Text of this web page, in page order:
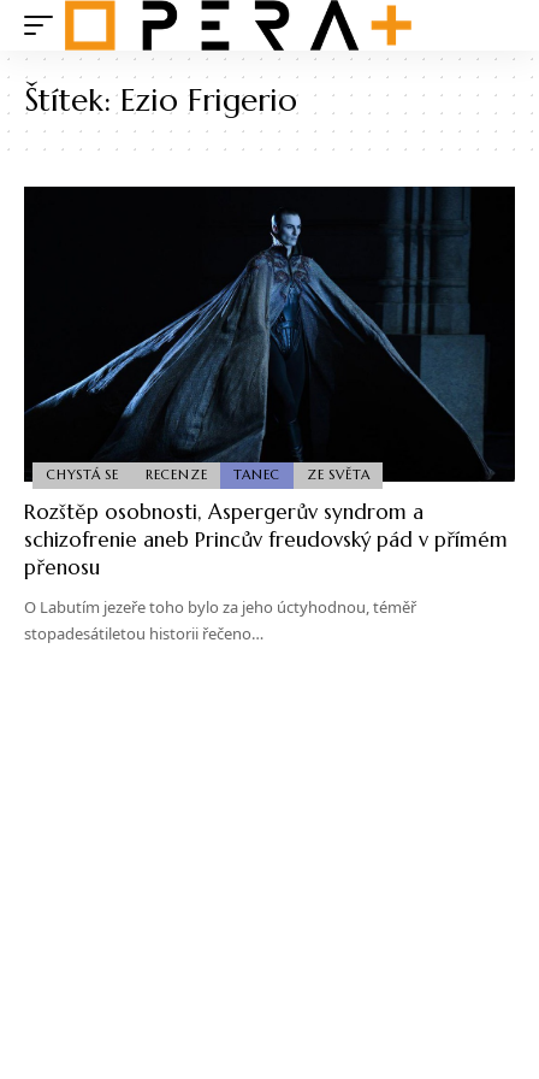
Štítek:Ezio Frigerio
CHYSTÁ SE RECENZE TANEC ZE SVĚTA
Rozštěp osobnosti, Aspergerův syndrom a
schizofrenie aneb Princův freudovský pád v přímém
přenosu
O Labutím jezeře toho bylo za jeho úctyhodnou, téměř
stopadesátiletou historii řečeno…